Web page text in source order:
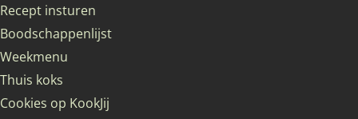
Recept insturen
Boodschappenlijst
Weekmenu
Thuis koks
Cookies op KookJij